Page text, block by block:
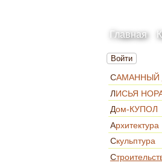
Главная
Войти
ЛИСЬЯ
Дом-КУПОЛ
Архитектура
Скульптура